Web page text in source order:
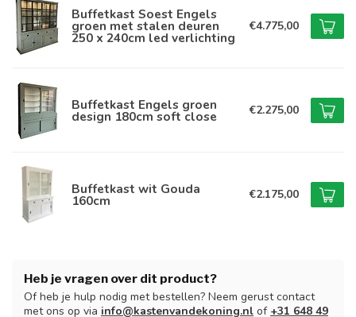
Buffetkast Soest Engels
groen met stalen deuren
250 x 240cm led verlichting
€4.775,00
Buffetkast Engels groen
design 180cm soft close €2.275,00
Buffetkast wit Gouda
160cm €2.175,00
Heb je vragen over dit product?
Of heb je hulp nodig met bestellen? Neem gerust contact
met ons op via info@kastenvandekoning.nl of +31 648 49